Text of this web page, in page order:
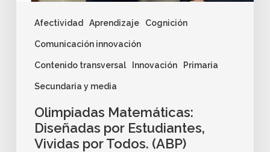
Afectividad Aprendizaje Cognición
Comunicación innovación
Contenido transversal Innovación Primaria
Secundaria y media
Olimpiadas Matemáticas:
Diseñadas por Estudiantes,
Vividas por Todos. (ABP)